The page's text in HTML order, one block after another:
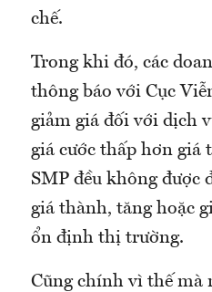
chế.
Trong khi đó, các
thông báo với Cục
giảm giá đối với dịch
giá cước thấp hơn giá
SMP đều không được
giá thành, tăng hoặc
ổn định thị trường.
Cũng chính vì thế mà